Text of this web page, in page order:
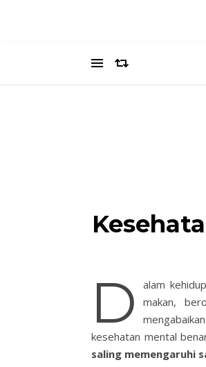
D
alam
makan,
kesehatan mental
saling memengaruhi